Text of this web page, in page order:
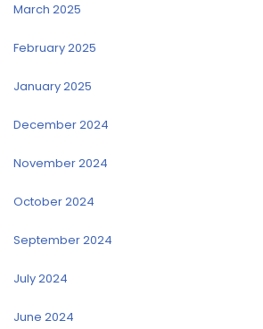
March 2025
February 2025
January 2025
December 2024
November 2024
October 2024
September 2024
July 2024
June 2024